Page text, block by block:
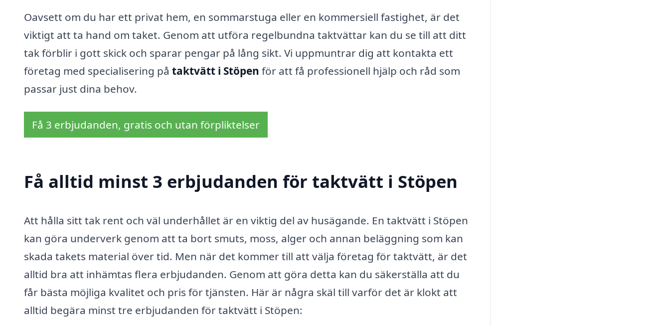
Oavsett om du har ett privat hem, en sommarstuga eller en kommersiell fastighet, är det
viktigt att ta hand om taket. Genom att utföra regelbundna taktvättar kan du se till att ditt
tak förblir i gott skick och sparar pengar på lång sikt. Vi uppmuntrar dig att kontakta ett
företag med specialisering på taktvätt i Stöpen för att få professionell hjälp och råd som
passar just dina behov.
Få 3 erbjudanden, gratis och utan förpliktelser
Få alltid minst 3 erbjudanden för taktvätt i Stöpen
Att hålla sitt tak rent och väl underhållet är en viktig del av husägande. En taktvätt i Stöpen
kan göra underverk genom att ta bort smuts, moss, alger och annan beläggning som kan
skada takets material över tid. Men när det kommer till att välja företag för taktvätt, är det
alltid bra att inhämtas flera erbjudanden. Genom att göra detta kan du säkerställa att du
får bästa möjliga kvalitet och pris för tjänsten. Här är några skäl till varför det är klokt att
alltid begära minst tre erbjudanden för taktvätt i Stöpen: